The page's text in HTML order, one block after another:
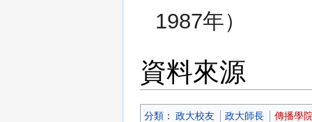
1987年）
資料來源
分類 ：​ 政大校友 政大師長 傳播學